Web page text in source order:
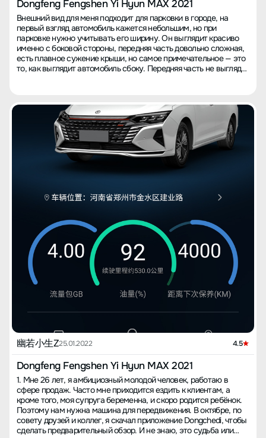
5.2 литра, в городе немного выше - примерно 8-10 литров. В
целом, довольно хорошо. Преимущества: простор, внешний
вид, мощность, управляемость вполне на уровне. Недостатки:
шумоизоляция действительно слабовата, купил
самоклеящиеся уплотнители, но эффект так себе, черная
машина очень быстро пачкается, лучше выбрать другой цвет
😂. Итог Как первая машина в жизни, она не ради
панелей управления кондиционером. Это месячный опыт
вождения, прошу прощения за возможные недочёты. С
уважением, 敬礼💂
Dongfeng Fengshen Yi Hyun MAX 2021
Внешний вид для меня подходит для парковки в городе, на
первый взгляд автомобиль кажется небольшим, но при
парковке нужно учитывать его ширину. Он выглядит красиво
именно с боковой стороны, передняя часть довольно сложная,
есть плавное сужение крыши, но самое примечательное — это
то, как выглядит автомобиль сбоку. Передняя часть не выглядит
стильный вид. С точки зрения водителя интерьер выглядит
довольно простым. Единственное, что вызывает недоумение –
это расположение рычага переключения передач. Хотя
современный тренд следовать за модой предполагает
поднятие уровня между водителем и пассажиром, такая
двуслойная конструкция внизу имеет ограниченное
пространство и не является практичной, что делает два
сужается пространство для ног, что не лучшим образом
левой ноги также неудачно спроектирована, так как она
слишком широкая, практически нет места для протяжения ноги
вперед, из-за чего нога постоянно согнута, а для высоких
людей это особенно неудобно, вызывая проблемы с
кровообращением во время длительных поездок. Замшевый
дизайн — это изюминка, но он требует регулярного ухода,
чтобы ворс оставался в одном направлении. Во время
вождения автомобиль оставляет приятное впечатление, он
достаточно упругий и мягкий на неровностях, практически без
вибраций. Уровень шума приемлемый, шумоизоляция хорошая
особенно на грубой дороге, шум довольно заметный, на
обычной дороге он гораздо меньше. Управление автомобилем
на высокой скорости и в режиме "змейка" отличается
точностью благодаря широкой колесной базе и хорошей
настройке. При обычном или спокойном режиме вождения
автомобиль движется плавно, без рывков, но при резком
старте есть небольшая задержка, возможно, это связано с
необходимостью переключения на спортивный режим для
более быстрой реакции. Круиз-контроль и система
автоматического вождения работают хорошо, что делает их
особенно полезными для дальних поездок, автоматическое
幽若小生Z25.01.2022 4.5
Dongfeng Fengshen Yi Hyun MAX 2021
1. Мне 26 лет, я амбициозный молодой человек, работаю в
сфере продаж. Часто мне приходится ездить к клиентам, а
кроме того, моя супруга беременна, и скоро родится ребёнок.
Поэтому нам нужна машина для передвижения. В октябре, по
совету друзей и коллег, я скачал приложение Dongchedi, чтобы
сделать предварительный обзор. И не знаю, это судьба или